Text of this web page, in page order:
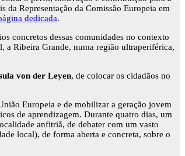
da Representação da Comissão Europeia em
dedicada.
concretos dessas comunidades no contexto
a Ribeira Grande, numa região ultraperiférica,
von der Leyen, de colocar os cidadãos no
Europeia e de mobilizar a geração jovem
de aprendizagem. Durante quatro dias, um
anfitriã, de debater com um vasto
local), de forma aberta e concreta, sobre o